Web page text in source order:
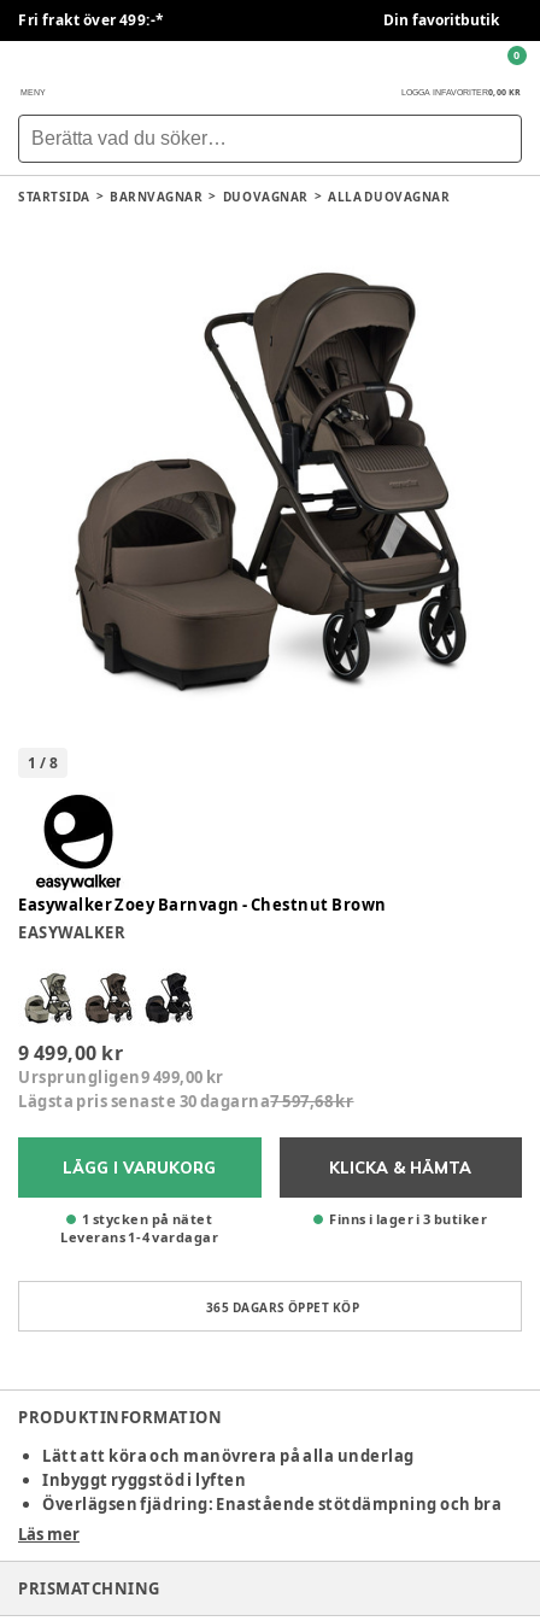
Fri frakt över 499:-* Din favoritbutik
MENY LOGGA IN FAVORITER0,00 KR
0
STARTSIDA BARNVAGNAR DUOVAGNAR ALLA DUOVAGNAR
1 /8
Easywalker Zoey Barnvagn - Chestnut Brown
EASYWALKER
9 499,00 kr
Ursprungligen9 499,00 kr
Lägsta pris senaste 30 dagarna7 597,68 kr
LÄGG I VARUKORG
1 stycken på nätet
Leverans 1-4vardagar
KLICKA & HÄMTA
Finns i lager i 3 butiker
365 DAGARS ÖPPET KÖP
PRODUKTINFORMATION
Lätt att köra och manövrera på alla underlag
Inbyggt ryggstöd i lyften
Överlägsen fjädring: Enastående stötdämpning och bra
grepp
Möt Zoey, den mångsidiga dubbelbarnvagnen som anpassar
sig efter ditt barns behov!
Läs mer
PRISMATCHNING